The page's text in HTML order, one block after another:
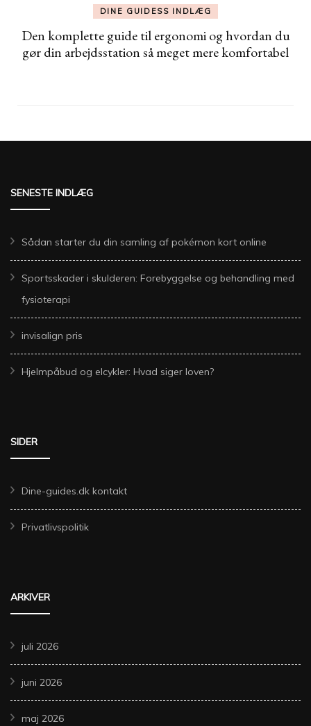
DINE GUIDESS INDLÆG
Den komplette guide til ergonomi og hvordan du
gør din arbejdsstation så meget mere komfortabel
SENESTE INDLÆG
Sådan starter du din samling af pokémon kort online
Sportsskader i skulderen: Forebyggelse og behandling med
fysioterapi
invisalign pris
Hjelmpåbud og elcykler: Hvad siger loven?
SIDER
Dine-guides.dk kontakt
Privatlivspolitik
ARKIVER
juli 2026
juni 2026
maj 2026